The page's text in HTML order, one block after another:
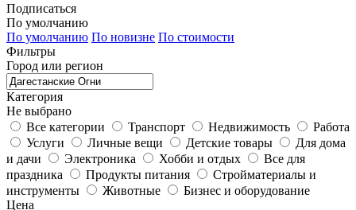
Подписаться
По умолчанию
По умолчанию По новизне По стоимости
Фильтры
Город или регион
Категория
Не выбрано
Все категории
Транспорт Недвижимость
Работа
Услуги
Личные вещи Детские товары
Для дома
и дачи
Электроника Хобби и отдых
Все для
праздника
Продукты питания
Стройматериалы и
инструменты
Животные
Бизнес и оборудование
Цена